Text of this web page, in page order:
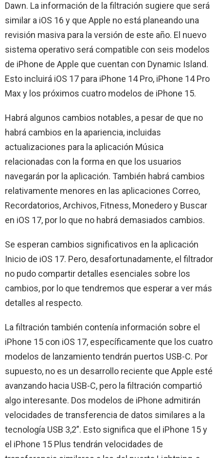
Dawn. La información de la filtración sugiere que será
similar a iOS 16 y que Apple no está planeando una
revisión masiva para la versión de este año. El nuevo
sistema operativo será compatible con seis modelos
de iPhone de Apple que cuentan con Dynamic Island.
Esto incluirá iOS 17 para iPhone 14 Pro, iPhone 14 Pro
Max y los próximos cuatro modelos de iPhone 15.
Habrá algunos cambios notables, a pesar de que no
habrá cambios en la apariencia, incluidas
actualizaciones para la aplicación Música
relacionadas con la forma en que los usuarios
navegarán por la aplicación. También habrá cambios
relativamente menores en las aplicaciones Correo,
Recordatorios, Archivos, Fitness, Monedero y Buscar
en iOS 17, por lo que no habrá demasiados cambios.
Se esperan cambios significativos en la aplicación
Inicio de iOS 17. Pero, desafortunadamente, el filtrador
no pudo compartir detalles esenciales sobre los
cambios, por lo que tendremos que esperar a ver más
detalles al respecto.
La filtración también contenía información sobre el
iPhone 15 con iOS 17, específicamente que los cuatro
modelos de lanzamiento tendrán puertos USB-C. Por
supuesto, no es un desarrollo reciente que Apple esté
avanzando hacia USB-C, pero la filtración compartió
algo interesante. Dos modelos de iPhone admitirán
velocidades de transferencia de datos similares a la
tecnología USB 3,2”. Esto significa que el iPhone 15 y
el iPhone 15 Plus tendrán velocidades de